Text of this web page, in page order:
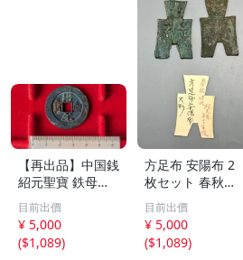
【再出品】中国銭
紹元聖寶 鉄母
銭？
目前出價
¥ 5,000
($1,089)
方足布 安陽布 2
枚セット 春秋戦
国時代 中国古代
銭貨 布貨 布幣 銅
銭 古銭 コレクシ
ョン 貨幣
目前出價
¥ 5,000
($1,089)